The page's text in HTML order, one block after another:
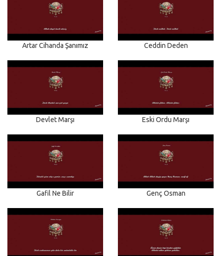
Artar Cihanda Şanımız Ceddin Deden
Devlet Marşı Eski Ordu Marşı
Gafil Ne Bilir Genç Osman